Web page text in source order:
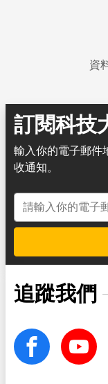
資
訂閱科技
輸入你的電子郵件
收通知。
電子郵件地址
追蹤我們
facebook Youtube